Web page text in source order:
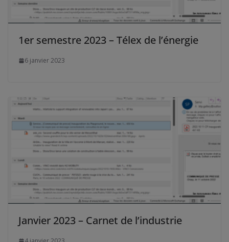
1er semestre 2023 – Télex de l’énergie
6 janvier 2023
Janvier 2023 – Carnet de l’industrie